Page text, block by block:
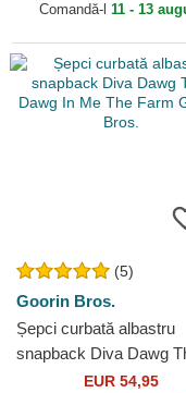
Comandă-l 11 - 13
(5)
Goorin Bros.
Șepci curbată albastru
snapback Diva Dawg
Dawg In Me The Farm
EUR 54,95